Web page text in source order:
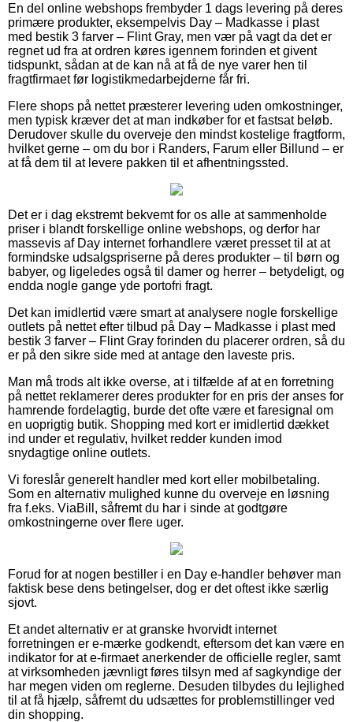
En del online webshops frembyder 1 dags levering på deres
primære produkter, eksempelvis Day – Madkasse i plast
med bestik 3 farver – Flint Gray, men vær på vagt da det er
regnet ud fra at ordren køres igennem forinden et givent
tidspunkt, sådan at de kan nå at få de nye varer hen til
fragtfirmaet før logistikmedarbejderne får fri.
Flere shops på nettet præsterer levering uden omkostninger,
men typisk kræver det at man indkøber for et fastsat beløb.
Derudover skulle du overveje den mindst kostelige fragtform,
hvilket gerne – om du bor i Randers, Farum eller Billund – er
at få dem til at levere pakken til et afhentningssted.
Det er i dag ekstremt bekvemt for os alle at sammenholde
priser i blandt forskellige online webshops, og derfor har
massevis af Day internet forhandlere været presset til at at
formindske udsalgspriserne på deres produkter – til børn og
babyer, og ligeledes også til damer og herrer – betydeligt, og
endda nogle gange yde portofri fragt.
Det kan imidlertid være smart at analysere nogle forskellige
outlets på nettet efter tilbud på Day – Madkasse i plast med
bestik 3 farver – Flint Gray forinden du placerer ordren, så du
er på den sikre side med at antage den laveste pris.
Man må trods alt ikke overse, at i tilfælde af at en forretning
på nettet reklamerer deres produkter for en pris der anses for
hamrende fordelagtig, burde det ofte være et faresignal om
en uoprigtig butik. Shopping med kort er imidlertid dækket
ind under et regulativ, hvilket redder kunden imod
snydagtige online outlets.
Vi foreslår generelt handler med kort eller mobilbetaling.
Som en alternativ mulighed kunne du overveje en løsning
fra f.eks. ViaBill, såfremt du har i sinde at godtgøre
omkostningerne over flere uger.
Forud for at nogen bestiller i en Day e-handler behøver man
faktisk bese dens betingelser, dog er det oftest ikke særlig
sjovt.
Et andet alternativ er at granske hvorvidt internet
forretningen er e-mærke godkendt, eftersom det kan være en
indikator for at e-firmaet anerkender de officielle regler, samt
at virksomheden jævnligt føres tilsyn med af sagkyndige der
har megen viden om reglerne. Desuden tilbydes du lejlighed
til at få hjælp, såfremt du udsættes for problemstillinger ved
din shopping.